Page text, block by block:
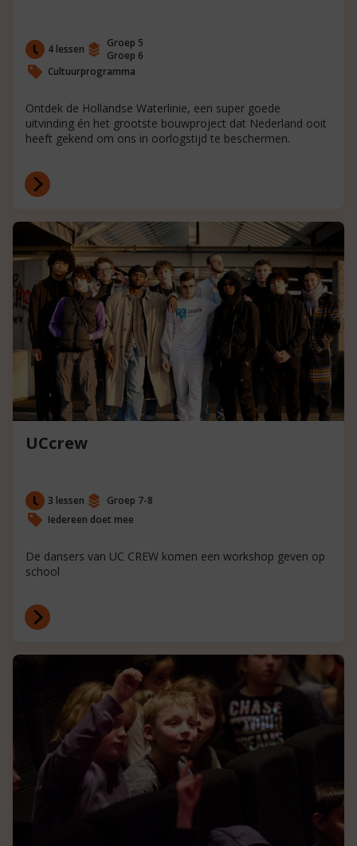
4 lessen
Groep 5
Groep 6
Cultuurprogramma
Ontdek de Hollandse Waterlinie, een super goede
uitvinding én het grootste bouwproject dat Nederland ooit
heeft gekend om ons in oorlogstijd te beschermen.
UCcrew
3 lessen
Groep 7-8
Iedereen doet mee
De dansers van UC CREW komen een workshop geven op
school